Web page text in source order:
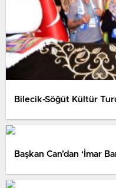
Bilecik-Söğüt Kültür
Başkan Can’dan ‘İmar